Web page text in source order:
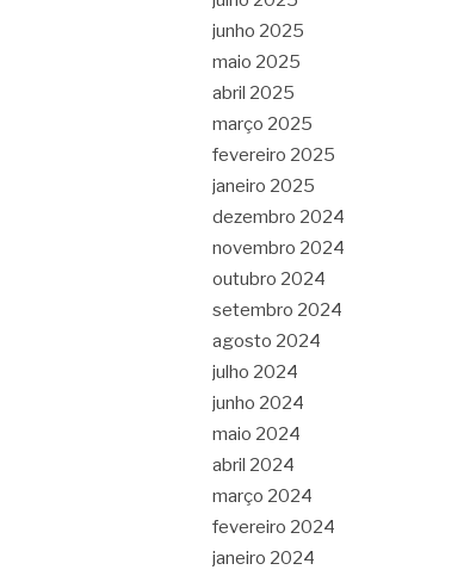
junho 2025
maio 2025
abril 2025
março 2025
fevereiro 2025
janeiro 2025
dezembro 2024
novembro 2024
outubro 2024
setembro 2024
agosto 2024
julho 2024
junho 2024
maio 2024
abril 2024
março 2024
fevereiro 2024
janeiro 2024